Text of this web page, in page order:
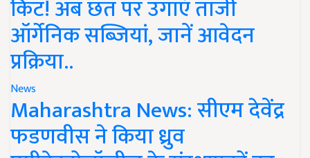
किट! अब छत पर उगाएं ताजी
ऑर्गेनिक सब्जियां, जानें आवेदन
प्रक्रिया..
News
Maharashtra News: सीएम देवेंद्र
फडणवीस ने किया ध्रुव